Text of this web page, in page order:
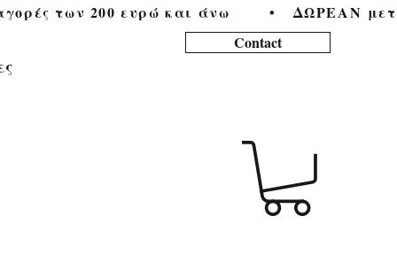
των 200 ευρώ και άνω        •
Contact